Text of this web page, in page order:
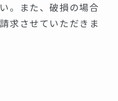
。また、破損の場合
求させていただきま